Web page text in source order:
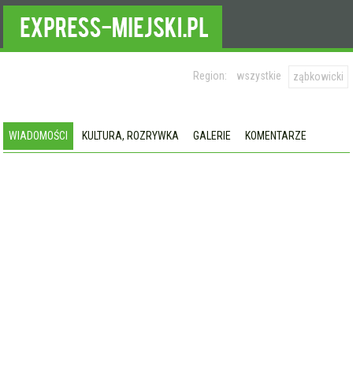
Region: wszystkie ząbkowicki
WIADOMOŚCI KULTURA, ROZRYWKA GALERIE KOMENTARZE